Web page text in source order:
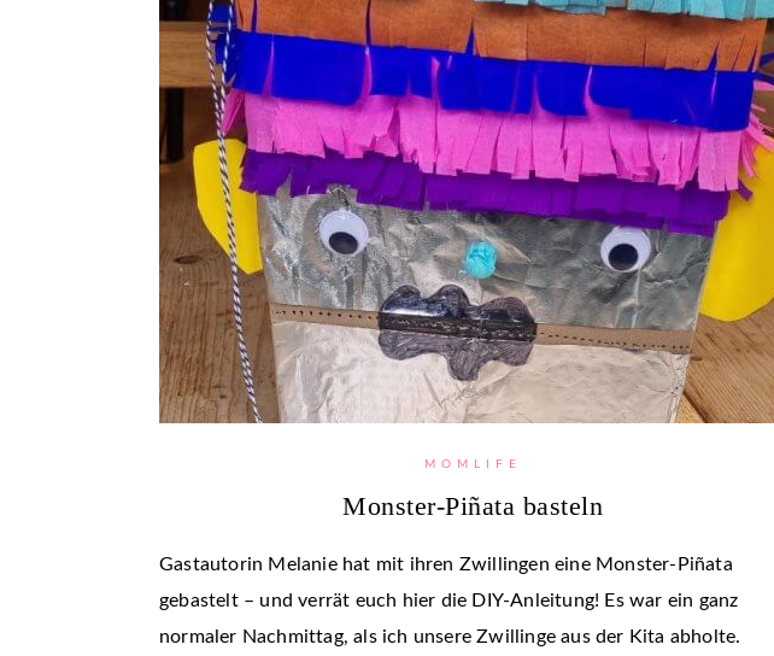
MOMLIFE
Monster-Piñata basteln
Gastautorin Melanie hat mit ihren Zwillingen eine Monster-Piñata
gebastelt – und verrät euch hier die DIY-Anleitung! Es war ein ganz
normaler Nachmittag, als ich unsere Zwillinge aus der Kita abholte.